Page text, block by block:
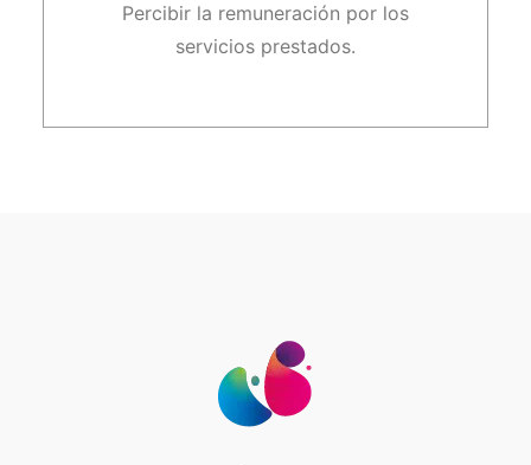
Percibir la remuneración por los
servicios prestados.